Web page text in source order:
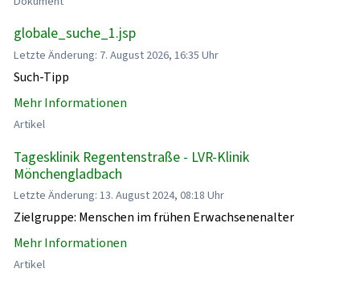
globale_suche_1.jsp
Letzte Änderung: 7. August 2026, 16:35 Uhr
Such-Tipp
Mehr Informationen
Artikel
Tagesklinik Regentenstraße - LVR-Klinik
Mönchengladbach
Letzte Änderung: 13. August 2024, 08:18 Uhr
Zielgruppe: Menschen im frühen Erwachsenenalter
Mehr Informationen
Artikel